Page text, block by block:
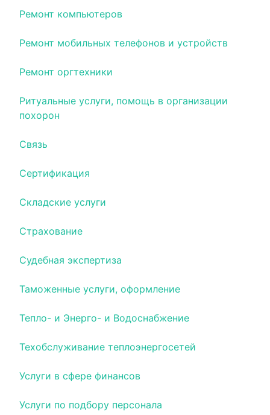
Ремонт компьютеров
Ремонт мобильных телефонов и устройств
Ремонт оргтехники
Ритуальные услуги, помощь в организации
похорон
Связь
Сертификация
Складские услуги
Страхование
Судебная экспертиза
Таможенные услуги, оформление
Тепло- и Энерго- и Водоснабжение
Техобслуживание теплоэнергосетей
Услуги в сфере финансов
Услуги по подбору персонала